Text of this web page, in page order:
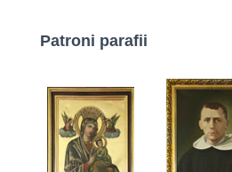
Patroni parafii